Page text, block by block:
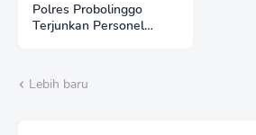
Polres Probolinggo
Terjunkan Personel
Lebih baru